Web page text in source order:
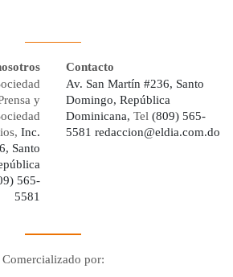
y
Inc.
Santo
565-
5581
Contacto
Av. San Martín #236, Santo
Domingo, República
Dominicana, Tel (809) 565-
5581 redaccion@eldia.com.do
Comercializado por: